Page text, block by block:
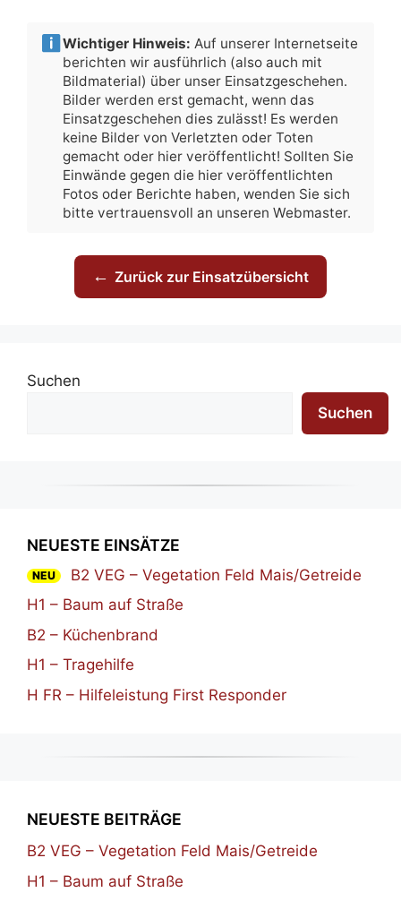
Wichtiger Hinweis: Auf unserer Internetseite
berichten wir ausführlich (also auch mit
Bildmaterial) über unser Einsatzgeschehen.
Bilder werden erst gemacht, wenn das
Einsatzgeschehen dies zulässt! Es werden
keine Bilder von Verletzten oder Toten
gemacht oder hier veröffentlicht! Sollten Sie
Einwände gegen die hier veröffentlichten
Fotos oder Berichte haben, wenden Sie sich
bitte vertrauensvoll an unseren Webmaster.
← Zurück zur Einsatzübersicht
Suchen
Suchen
NEUESTE EINSÄTZE
NEU
B2 VEG – Vegetation Feld Mais/Getreide
H1 – Baum auf Straße
B2 – Küchenbrand
H1 – Tragehilfe
H FR – Hilfeleistung First Responder
NEUESTE BEITRÄGE
B2 VEG – Vegetation Feld Mais/Getreide
H1 – Baum auf Straße